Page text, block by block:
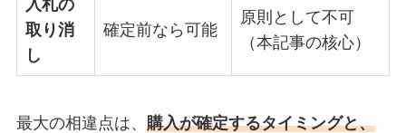
入札の
取り消
し
確定前なら可能
原則として不可
（本記事の核心）
最大の相違点は、 購入が確定するタイミングと、